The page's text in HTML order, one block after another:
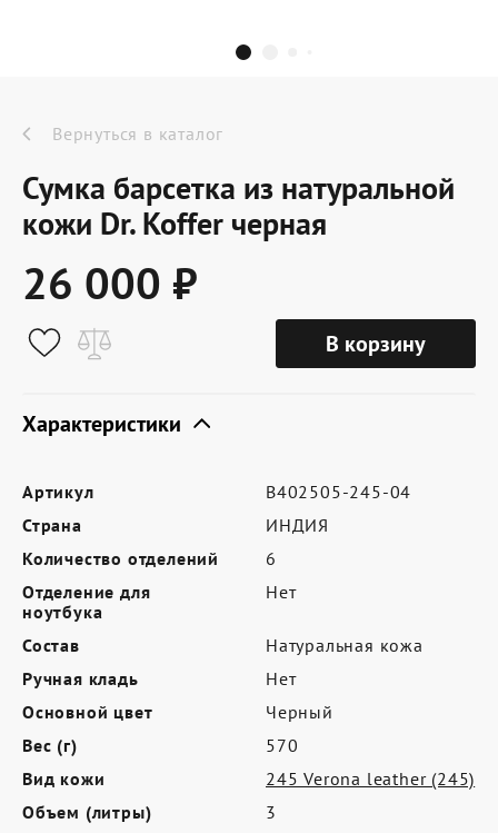
Dr.Koffer Outlet
Новинки
Акции
О компании
Условия доставки
Сертификат Dr.Koffer
Где купить
Партнерам
Контакты
Программа лояльности
Политика обработки персональных
данных
Вернуться в каталог
Сумка барсетка из натуральной
кожи Dr. Koffer черная
26 000 ₽
В корзину
Характеристики
Артикул
B402505-245-04
Страна
ИНДИЯ
Количество отделений
6
Отделение для
ноутбука
Нет
Состав
Натуральная кожа
Ручная кладь
Нет
Основной цвет
Черный
Вес (г)
570
Вид кожи
245 Verona leather (245)
Объем (литры)
3